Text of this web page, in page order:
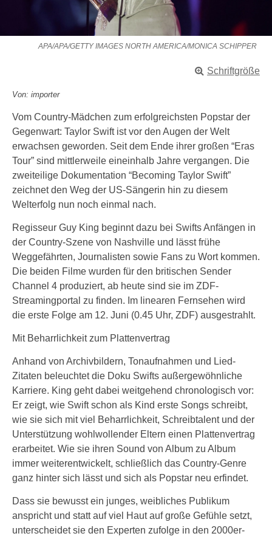
APA/APA/GETTY IMAGES NORTH AMERICA/MONICA SCHIPPER
Schriftgröße
Von: importer
Vom Country-Mädchen zum erfolgreichsten Popstar der
Gegenwart: Taylor Swift ist vor den Augen der Welt
erwachsen geworden. Seit dem Ende ihrer großen “Eras
Tour” sind mittlerweile eineinhalb Jahre vergangen. Die
zweiteilige Dokumentation “Becoming Taylor Swift”
zeichnet den Weg der US-Sängerin hin zu diesem
Welterfolg nun noch einmal nach.
Regisseur Guy King beginnt dazu bei Swifts Anfängen in
der Country-Szene von Nashville und lässt frühe
Weggefährten, Journalisten sowie Fans zu Wort kommen.
Die beiden Filme wurden für den britischen Sender
Channel 4 produziert, ab heute sind sie im ZDF-
Streamingportal zu finden. Im linearen Fernsehen wird
die erste Folge am 12. Juni (0.45 Uhr, ZDF) ausgestrahlt.
Mit Beharrlichkeit zum Plattenvertrag
Anhand von Archivbildern, Tonaufnahmen und Lied-
Zitaten beleuchtet die Doku Swifts außergewöhnliche
Karriere. King geht dabei weitgehend chronologisch vor:
Er zeigt, wie Swift schon als Kind erste Songs schreibt,
wie sie sich mit viel Beharrlichkeit, Schreibtalent und der
Unterstützung wohlwollender Eltern einen Plattenvertrag
erarbeitet. Wie sie ihren Sound von Album zu Album
immer weiterentwickelt, schließlich das Country-Genre
ganz hinter sich lässt und sich als Popstar neu erfindet.
Dass sie bewusst ein junges, weibliches Publikum
anspricht und statt auf viel Haut auf große Gefühle setzt,
unterscheidet sie den Experten zufolge in den 2000er-